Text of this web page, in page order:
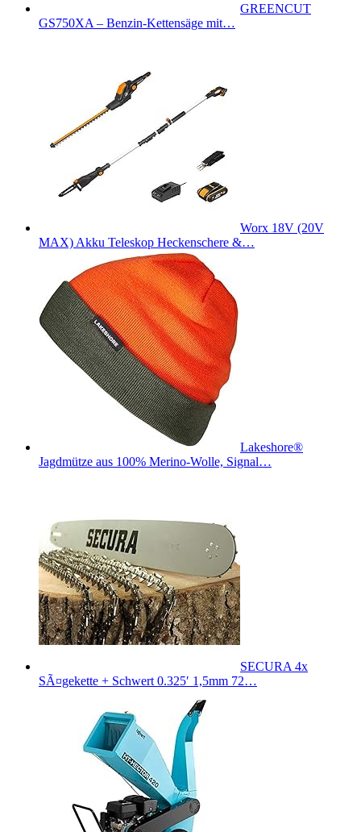
GREENCUT
GS750XA – Benzin-Kettensäge mit…
Worx 18V (20V
MAX) Akku Teleskop Heckenschere &…
Lakeshore®
Jagdmütze aus 100% Merino-Wolle, Signal…
SECURA 4x
SÃ¤gekette + Schwert 0.325′ 1,5mm 72…